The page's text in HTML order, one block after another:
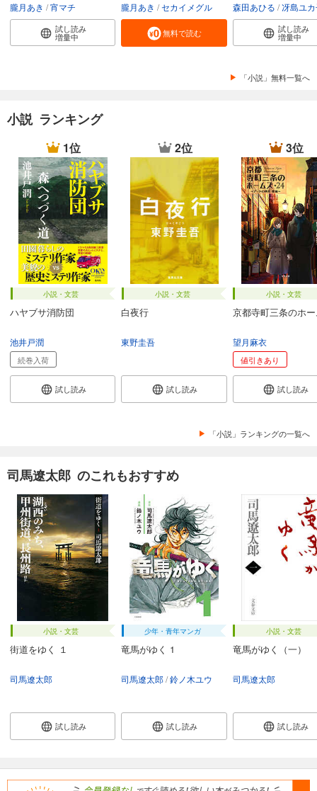
朧月あき 宵マチ
試し読み
増量中
朧月あき セカイメグル
無料で読む
森田あひる 冴島ユ
試し読み
増量中
「小説」無料一覧へ
小説 ランキング
1位
小説・文芸
ハヤブサ消防団
池井戸潤
続巻入荷
試し読み
2位
小説・文芸
白夜行
東野圭吾
試し読み
3位
小説・文芸
京都寺町三条のホ
望月麻衣
値引きあり
試し読み
「小説」ランキングの一覧へ
司馬遼太郎 のこれもおすすめ
小説・文芸
街道をゆく １
司馬遼太郎
試し読み
少年・青年マンガ
竜馬がゆく 1
司馬遼太郎 鈴ノ木ユウ
試し読み
小説・文芸
竜馬がゆく（一）
司馬遼太郎
試し読み